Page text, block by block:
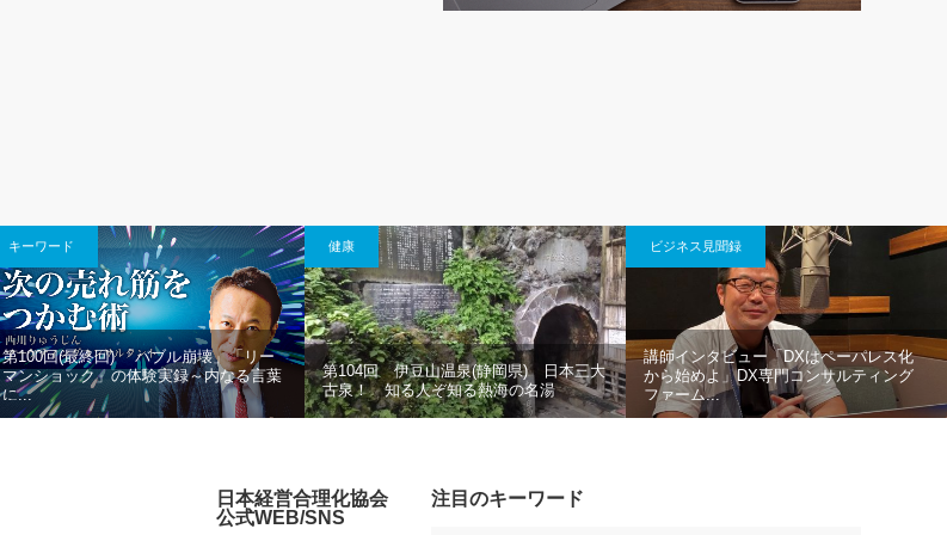
キーワード
第100回(最終回) 「バブル崩壊」「リー
マンショック」の体験実録～内なる言葉
に...
健康
第104回 伊豆山温泉(静岡県) 日本三大
古泉！ 知る人ぞ知る熱海の名湯
ビジネス見聞録
講師インタビュー「DXはペーパレス化
から始めよ」DX専門コンサルティング
ファーム...
注目のキーワード
日本経営合理化協会
公式WEB/SNS